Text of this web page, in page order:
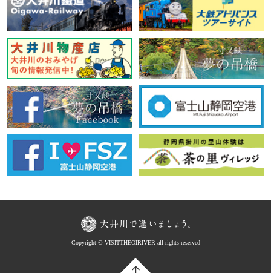
Copyright © VISITTHEOIRIVER all rights reserved